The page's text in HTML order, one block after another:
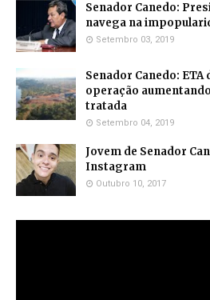
Senador Canedo:
navega na
Setembro 03, 2019
Senador Canedo:
operação
tratada
Setembro 04, 2019
Jovem de Senador
Instagram
Outubro 10, 2017